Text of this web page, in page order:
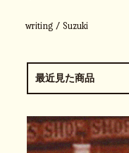
writing / Suzuki
最近見た商品